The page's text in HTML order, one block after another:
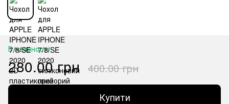
В наявності
280.00 грн 400.00 грн
Купити